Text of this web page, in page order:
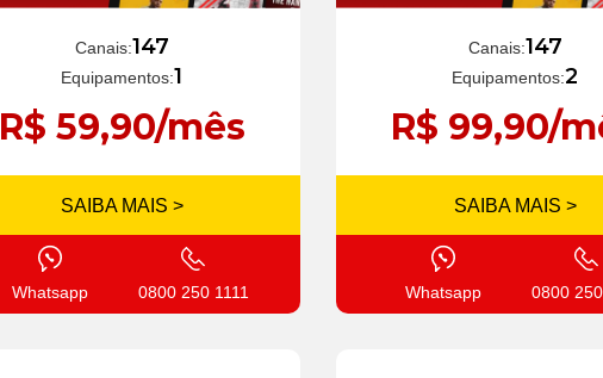
Canais:147
Equipamentos:1
R$ 59,90/mês
SAIBA MAIS >
Whatsapp 0800 250 1111
Canais:147
Equipamentos:2
R$ 99,90/
SAIBA MAIS >
Whatsapp 0800